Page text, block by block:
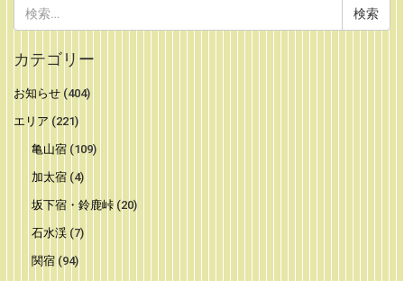
索:
カテゴリー
お知らせ (404)
エリア (221)
亀山宿(109)
加太宿(4)
坂下宿・鈴鹿峠(20)
石水渓(7)
関宿(94)